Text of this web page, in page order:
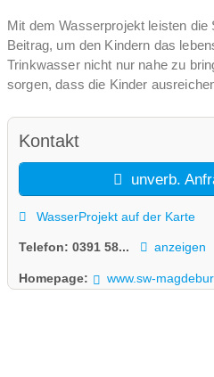
Mit dem Wasserprojekt leisten die
Beitrag, um den Kindern das
Trinkwasser nicht nur nahe zu
sorgen, dass die Kinder
Kontakt
unverb.
WasserProjekt auf der Karte
Telefon: 0391 58... anzeigen
Homepage: www.sw-